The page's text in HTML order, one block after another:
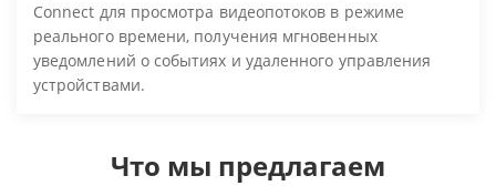
Connect для просмотра видеопотоков в режиме
реального времени, получения мгновенных
уведомлений о событиях и удаленного управления
устройствами.
Что мы предлагаем